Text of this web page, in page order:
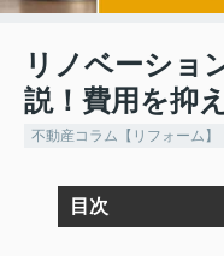
リノベーショ
説！費用を抑
不動産コラム【リフォーム】
目次